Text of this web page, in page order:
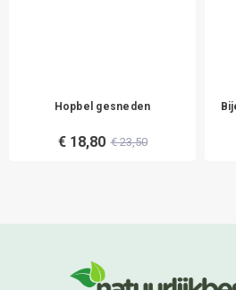
Hopbel gesneden
€ 18,80 € 23,50